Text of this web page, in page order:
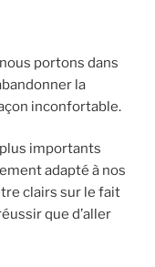
portons dans
la
inconfortable.
importants
adapté à nos
clairs sur le fait
que d’aller